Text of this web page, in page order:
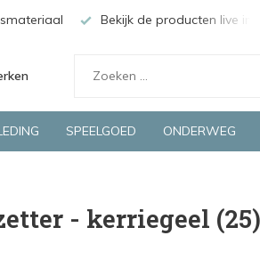
Bekijk de producten live in
SPEELGOED ONDERWEG
- kerriegeel (25)